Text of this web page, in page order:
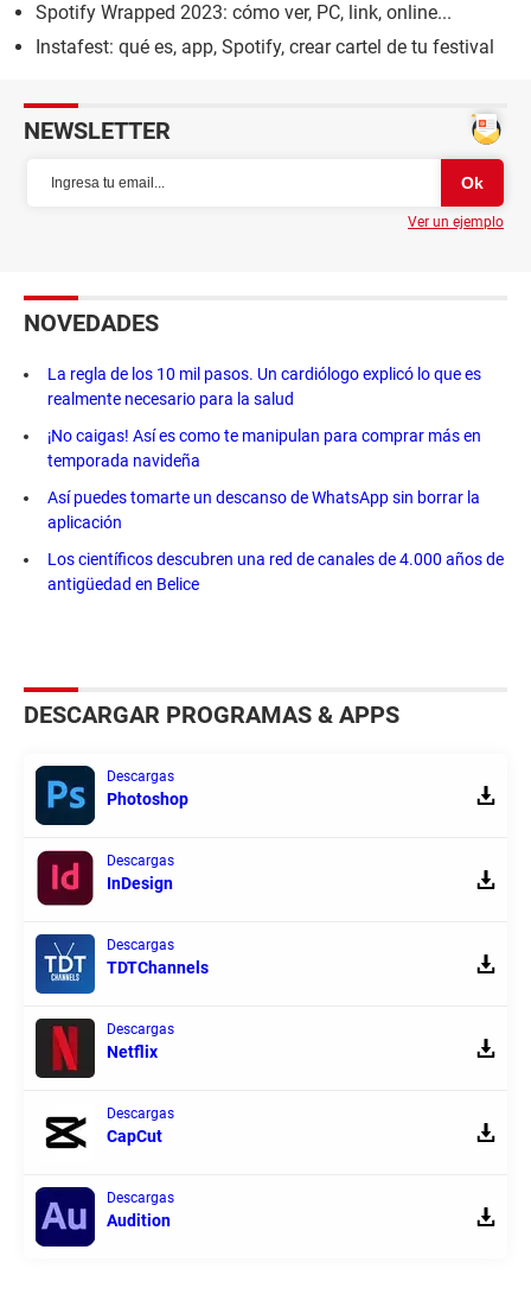
Spotify Wrapped 2023: cómo ver, PC, link, online...
Instafest: qué es, app, Spotify, crear cartel de tu festival
NEWSLETTER
Ver un ejemplo
NOVEDADES
La regla de los 10 mil pasos. Un cardiólogo explicó lo que es
realmente necesario para la salud
¡No caigas! Así es como te manipulan para comprar más en
temporada navideña
Así puedes tomarte un descanso de WhatsApp sin borrar la
aplicación
Los científicos descubren una red de canales de 4.000 años de
antigüedad en Belice
DESCARGAR PROGRAMAS & APPS
Descargas
Photoshop
Descargas
InDesign
Descargas
TDTChannels
Descargas
Netflix
Descargas
CapCut
Descargas
Audition